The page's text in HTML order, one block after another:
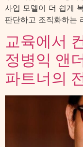
사업 모델이 더 쉽게
판단하고 조직화하는
교육에서
정병익 앤
파트너의